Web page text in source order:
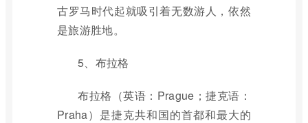
古罗马时代起就吸引着无数游人，依然
是旅游胜地。
5、布拉格
布拉格（英语：Prague；捷克语：
Praha）是捷克共和国的首都和最大的